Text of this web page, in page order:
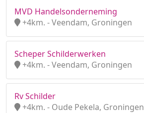
MVD Handelsonderneming
+4km. - Veendam, Groningen
Scheper Schilderwerken
+4km. - Veendam, Groningen
Rv Schilder
+4km. - Oude Pekela, Groningen